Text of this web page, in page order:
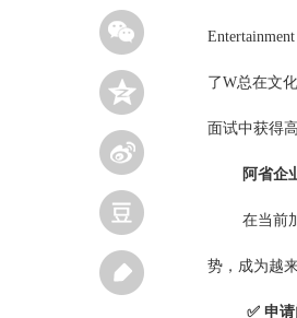
了W总在文
面试中获得
阿省企
在当前
势，成为越
✅ 申